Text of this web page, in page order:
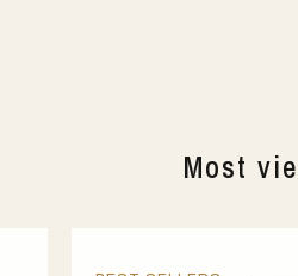
Most